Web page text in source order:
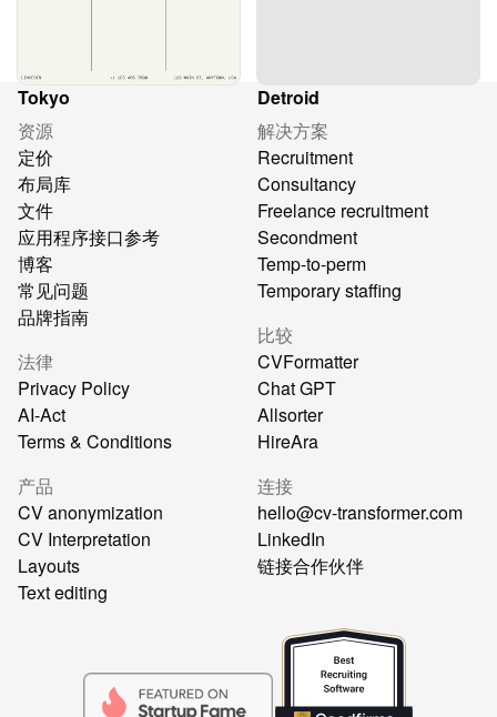
Tokyo
Detroid
资源
定价
布局库
文件
应用程序接口参考
博客
常见问题
品牌指南
法律
Privacy Policy
AI-Act
Terms & Conditions
产品
CV anonymization
CV Interpretation
Layouts
Text editing
解决方案
Recruitment
Consultancy
Freelance recruitment
Secondment
Temp-to-perm
Temporary staffing
比较
CVFormatter
Chat GPT
Allsorter
HireAra
连接
hello@cv-transformer.com
LinkedIn
链接合作伙伴